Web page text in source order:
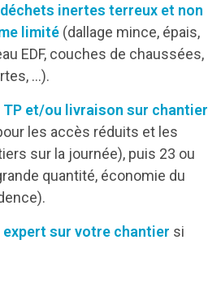
inertes terreux et non
limité (dallage mince, épais,
EDF, couches de chaussées,
…).
TP et/ou livraison sur chantier
les accès réduits et les
sur la journée), puis 23 ou
quantité, économie du
expert sur votre chantier si